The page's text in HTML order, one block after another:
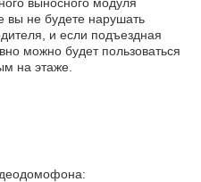
вы не будете нарушать
и если подъездная
можно будет пользоваться
на этаже.